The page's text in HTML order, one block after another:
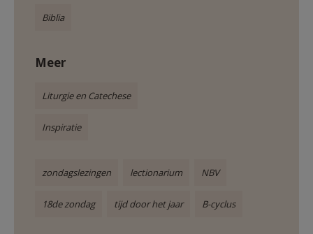
Biblia
Meer
Liturgie en Catechese
Inspiratie
zondagslezingen lectionarium NBV
18de zondag tijd door het jaar B-cyclus